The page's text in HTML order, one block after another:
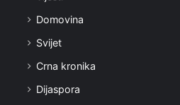
Domovina
Svijet
Crna kronika
Dijaspora